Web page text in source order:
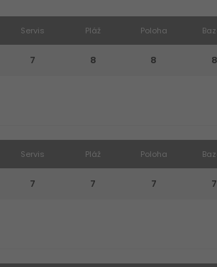
Servis
7
Pláž
8
Poloha
8 8
Servis
7
Pláž
7
Poloha
7 7